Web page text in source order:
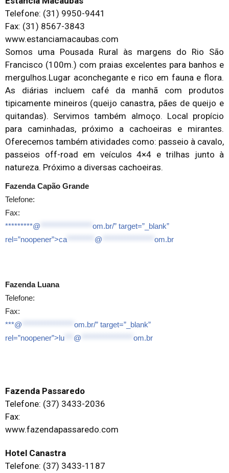
Telefone: (31) 9950-9441
Fax: (31) 8567-3843
www.estanciamacaubas.com
Somos uma Pousada Rural às margens do Rio São
Francisco (100m.) com praias excelentes para banhos e
mergulhos.Lugar aconchegante e rico em fauna e flora.
As diárias incluem café da manhã com produtos
tipicamente mineiros (queijo canastra, pães de queijo e
quitandas). Servimos também almoço. Local propício
para caminhadas, próximo a cachoeiras e mirantes.
Oferecemos também atividades como: passeio à cavalo,
passeios off-road em veículos 4×4 e trilhas junto à
natureza. Próximo a diversas cachoeiras.
Fazenda Capão Grande
Telefone:
Fax:
*********@
om.br/” target=”_blank”
rel=”noopener”>ca @ om.br
Fazenda Luana
Telefone:
Fax:
***@
om.br/” target=”_blank”
rel=”noopener”>lu @ om.br
Fazenda Passaredo
Telefone: (37) 3433-2036
Fax:
www.fazendapassaredo.com
Hotel Canastra
Telefone: (37) 3433-1187